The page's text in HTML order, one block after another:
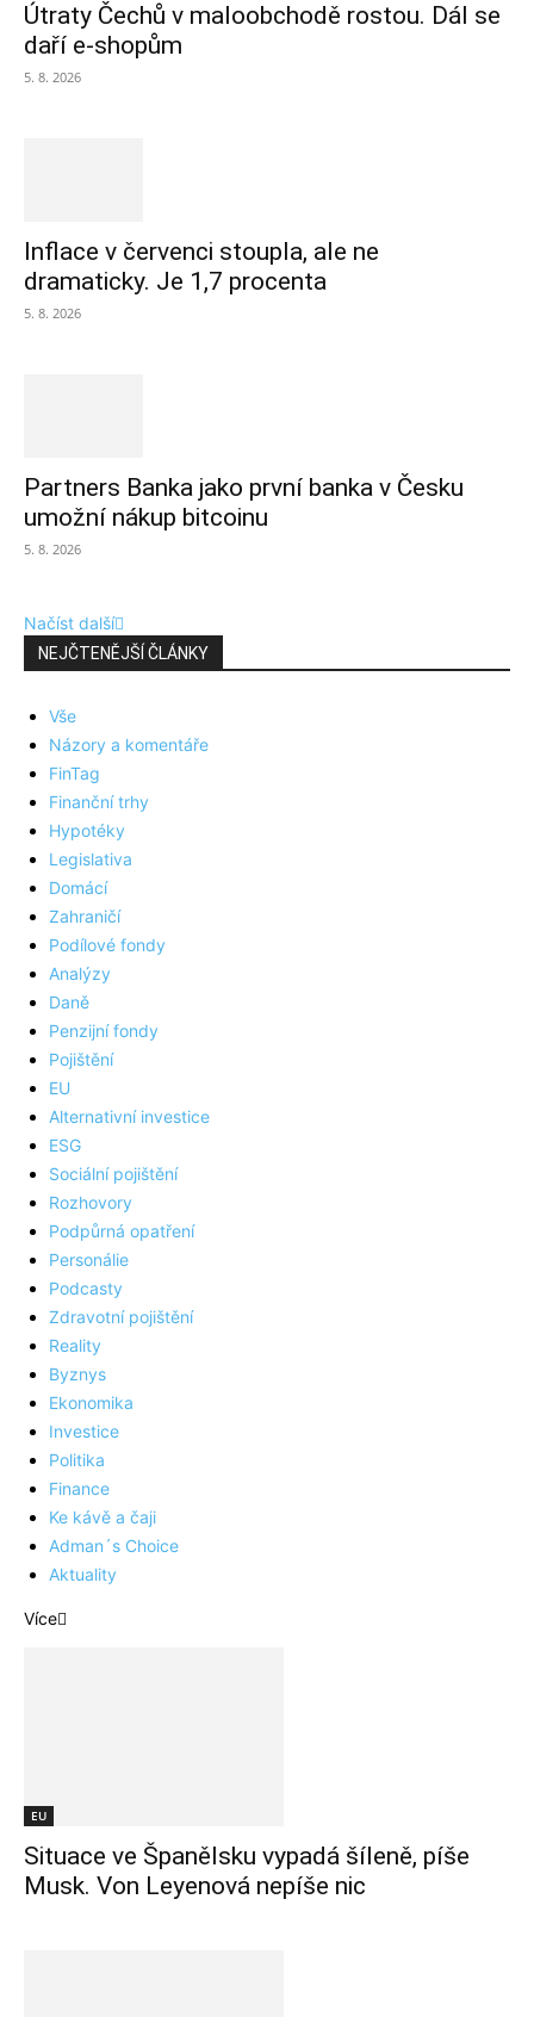
Útraty Čechů v maloobchodě rostou. Dál se
daří e-shopům
5. 8. 2026
Inflace v červenci stoupla, ale ne
dramaticky. Je 1,7 procenta
5. 8. 2026
Partners Banka jako první banka v Česku
umožní nákup bitcoinu
5. 8. 2026
Načíst další
NEJČTENĚJŠÍ ČLÁNKY
Vše
Názory a komentáře
FinTag
Finanční trhy
Hypotéky
Legislativa
Domácí
Zahraničí
Podílové fondy
Analýzy
Daně
Penzijní fondy
Pojištění
EU
Alternativní investice
ESG
Sociální pojištění
Rozhovory
Podpůrná opatření
Personálie
Podcasty
Zdravotní pojištění
Reality
Byznys
Ekonomika
Investice
Politika
Finance
Ke kávě a čaji
Adman´s Choice
Aktuality
Více
EU
Situace ve Španělsku vypadá šíleně, píše
Musk. Von Leyenová nepíše nic